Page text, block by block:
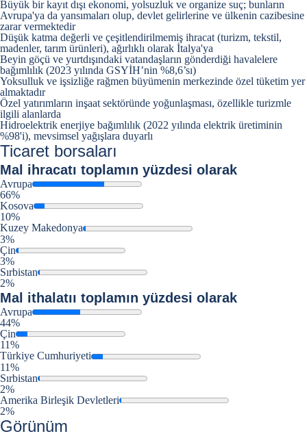
Büyük bir kayıt dışı ekonomi, yolsuzluk ve organize suç; bunların
Avrupa'ya da yansımaları olup, devlet gelirlerine ve ülkenin cazibesine
zarar vermektedir
Düşük katma değerli ve çeşitlendirilmemiş ihracat (turizm, tekstil,
madenler, tarım ürünleri), ağırlıklı olarak İtalya'ya
Beyin göçü ve yurtdışındaki vatandaşların gönderdiği havalelere
bağımlılık (2023 yılında GSYİH’nin %8,6’sı)
Yoksulluk ve işsizliğe rağmen büyümenin merkezinde özel tüketim yer
almaktadır
Özel yatırımların inşaat sektöründe yoğunlaşması, özellikle turizmle
ilgili alanlarda
Hidroelektrik enerjiye bağımlılık (2022 yılında elektrik üretiminin
%98'i), mevsimsel yağışlara duyarlı
Ticaret borsaları
Mal ihracatı toplamın yüzdesi olarak
Avrupa
66%
Kosova
10%
Kuzey Makedonya
3%
Çin
3%
Sırbistan
2%
Mal ithalatıı toplamın yüzdesi olarak
Avrupa
44%
Çin
11%
Türkiye Cumhuriyeti
11%
Sırbistan
2%
Amerika Birleşik Devletleri
2%
Görünüm